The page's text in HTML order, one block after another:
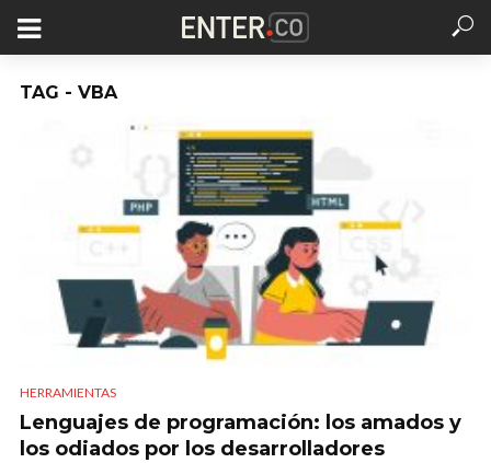
TAG - VBA
HERRAMIENTAS
Lenguajes de programación: los amados y
los odiados por los desarrolladores